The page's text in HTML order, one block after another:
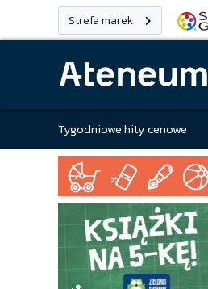
Strefa marek
Tygodniowe hity cenowe